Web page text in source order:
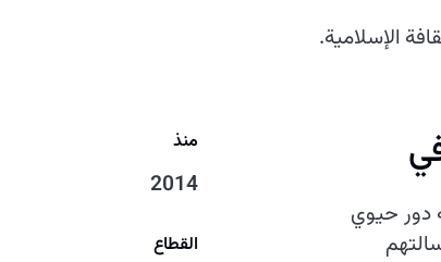
الإسلامية.
دور حيوي
منذ
2014
القطاع